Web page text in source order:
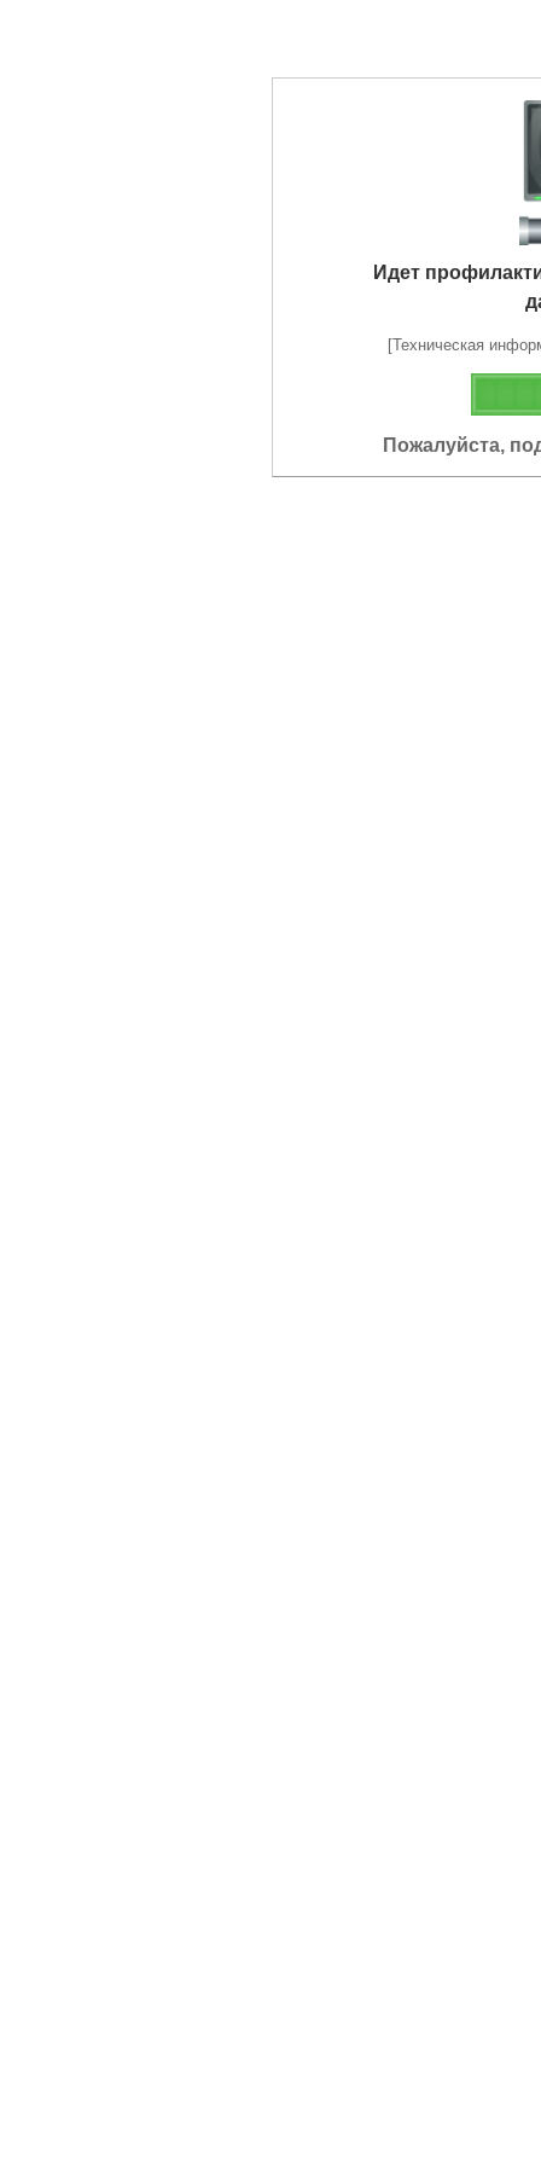
Идет
[Техническая
Пожалуйста,